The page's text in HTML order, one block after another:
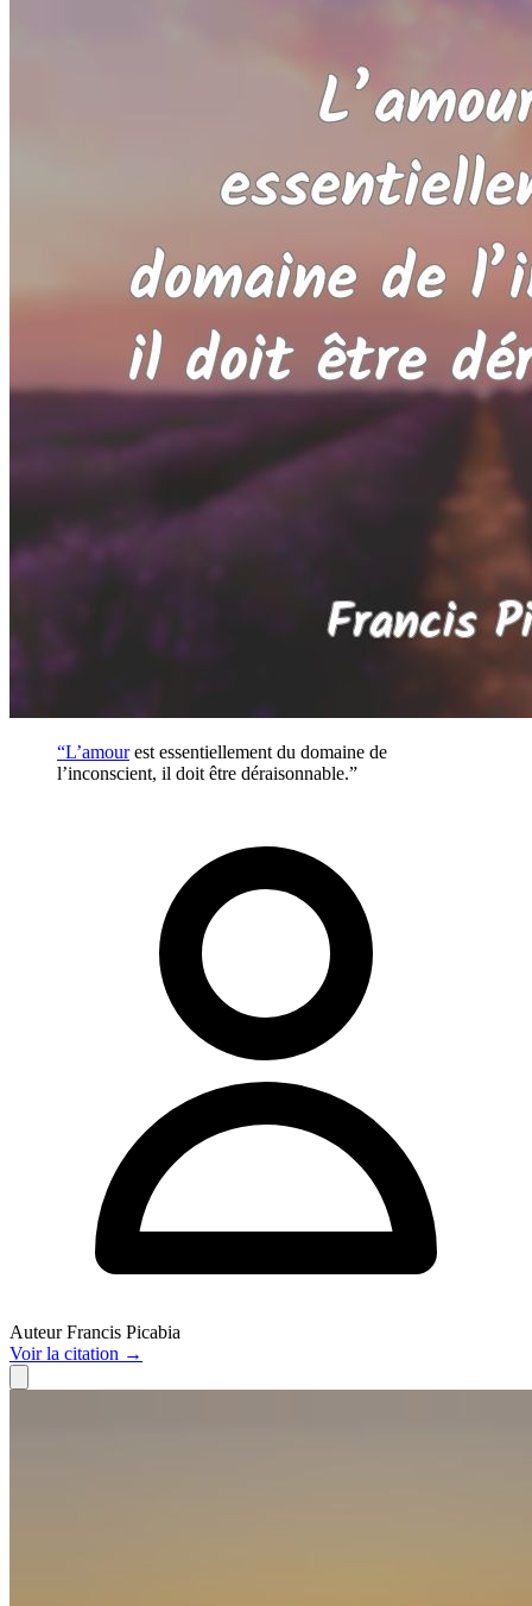
“L’amourest essentiellement du domaine de
l’inconscient, il doit être déraisonnable.”
Auteur Francis Picabia
Voirla citation →